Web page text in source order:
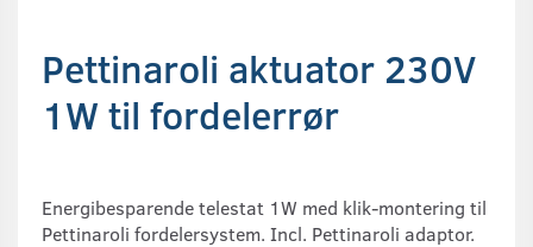
Pettinaroli aktuator 230V
1W til fordelerrør
Energibesparende telestat 1W med klik-montering til
Pettinaroli fordelersystem. Incl. Pettinaroli adaptor.